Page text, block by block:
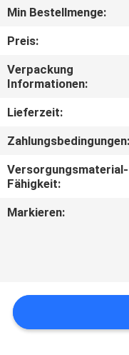
FABRIK-
AUSFLUG
SIE
EIN
PRIVACY
POLICY
Min Bestellmenge:
Preis:
Verpackung
Informationen:
Lieferzeit:
Zahlungsbedingungen:
Versorgungsmaterial-
Fähigkeit:
Markieren: